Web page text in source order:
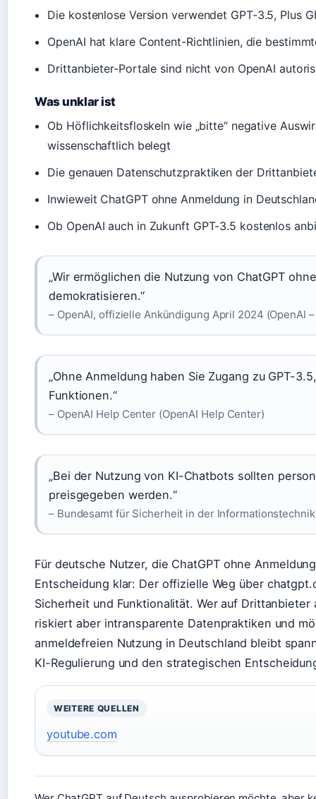
Die kostenlose Version verwendet GPT-3.5, Plus
OpenAI hat klare Content-Richtlinien, die
Drittanbieter-Portale sind nicht von OpenAI
Was unklar ist
Ob Höflichkeitsfloskeln wie „bitte“ negative
wissenschaftlich belegt
Die genauen Datenschutzpraktiken der
Inwieweit ChatGPT ohne Anmeldung in
Ob OpenAI auch in Zukunft GPT-3.5 kostenlos
„Wir ermöglichen die Nutzung von ChatGPT
demokratisieren.“
– OpenAI, offizielle Ankündigung April 2024 (OpenAI
„Ohne Anmeldung haben Sie Zugang zu GPT-
Funktionen.“
– OpenAI Help Center (OpenAI Help Center)
„Bei der Nutzung von KI-Chatbots sollten
preisgegeben werden.“
– Bundesamt für Sicherheit in der
Für deutsche Nutzer, die ChatGPT ohne
Entscheidung klar: Der offizielle Weg über
Sicherheit und Funktionalität. Wer auf
riskiert aber intransparente Datenpraktiken und
anmeldefreien Nutzung in Deutschland bleibt
KI-Regulierung und den strategischen
WEITERE QUELLEN
youtube.com